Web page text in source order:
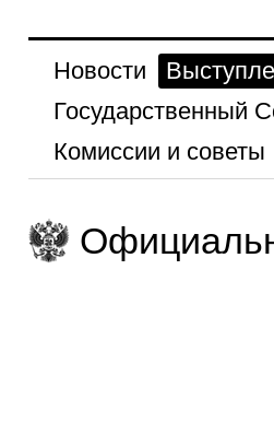
Новости
Государственный
Комиссии и советы